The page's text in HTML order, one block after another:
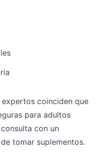
expertos coinciden que
para adultos
con un
tomar suplementos.